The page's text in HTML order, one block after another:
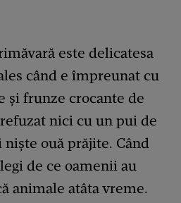
este delicatesa
când e împreunat cu
și frunze crocante de
nici cu un pui de
ouă prăjite. Când
de ce oamenii au
animale atâta vreme.